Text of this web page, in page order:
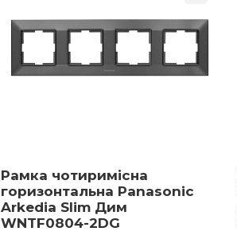
Рамка чотиримісна
горизонтальна Panasonic
Arkedia Slim Дим
WNTF0804-2DG